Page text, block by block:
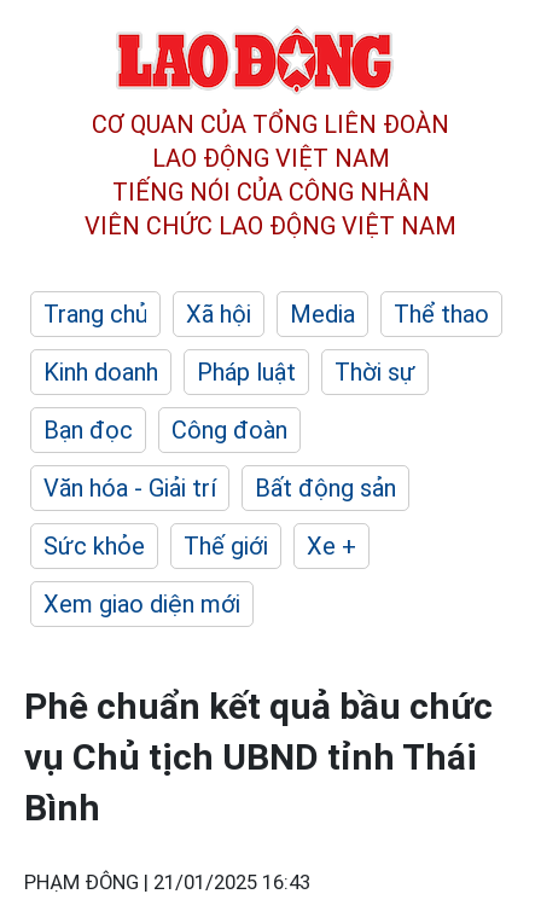
CƠ QUAN CỦA TỔNG LIÊN ĐOÀN
LAO ĐỘNG VIỆT NAM
TIẾNG NÓI CỦA CÔNG NHÂN
VIÊN CHỨC LAO ĐỘNG VIỆT NAM
Trang chủ Xã hội Media
Thể thao
Kinh doanh
Pháp luật
Thời sự
Bạn đọc
Công đoàn
Văn hóa - Giải trí
Bất động sản
Sức khỏe
Thế giới
Xe +
Xem giao diện mới
Phê chuẩn kết quả bầu chức
vụ Chủ tịch UBND tỉnh Thái
Bình
PHẠM ĐÔNG | 21/01/2025 16:43